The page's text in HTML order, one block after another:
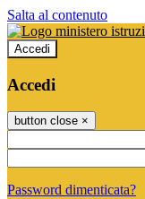
Salta al contenuto
Accedi
Accedi
button close ×
Password dimenticata?